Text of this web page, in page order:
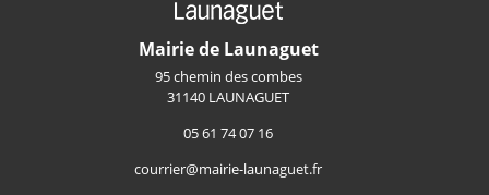
Mairie de Launaguet
95 chemin des combes
31140 LAUNAGUET
05 61 74 07 16
courrier@mairie-launaguet.fr